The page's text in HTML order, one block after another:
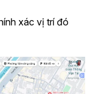
xác vị trí đó